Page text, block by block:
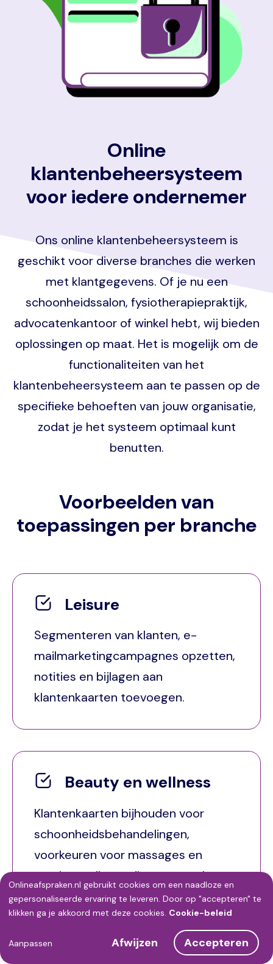
Online
klantenbeheersysteem
voor iedere ondernemer
Ons online klantenbeheersysteem is
geschikt voor diverse branches die werken
met klantgegevens. Of je nu een
schoonheidssalon, fysiotherapiepraktijk,
advocatenkantoor of winkel hebt, wij bieden
oplossingen op maat. Het is mogelijk om de
functionaliteiten van het
klantenbeheersysteem aan te passen op de
specifieke behoeften van jouw organisatie,
zodat je het systeem optimaal kunt
benutten.
Voorbeelden van
toepassingen per branche
Leisure
Segmenteren van klanten, e-
mailmarketingcampagnes opzetten,
notities en bijlagen aan
klantenkaarten toevoegen.
Beauty en wellness
Klantenkaarten bijhouden voor
schoonheidsbehandelingen,
voorkeuren voor massages en
overige wellness diensten opslaan,
klant nieuwe afspraken laten
inplannen.
Gebruik
van
persoonsgegevens
Onlineafspraken.nl gebruikt cookies om een naadloze en
gepersonaliseerde ervaring te leveren. Door op "accepteren" te
klikken ga je akkoord met deze cookies. Cookie-beleid
Aanpassen Afwijzen Accepteren